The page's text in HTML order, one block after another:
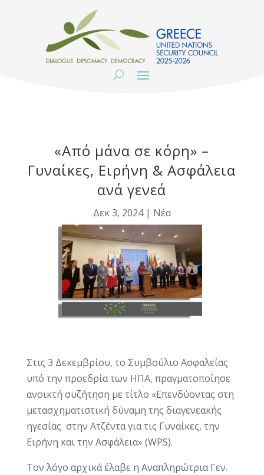
«Από μάνα σε κόρη» –
Γυναίκες, Ειρήνη & Ασφάλεια
ανά γενεά
Δεκ 3, 2024| Νέα
Στις 3 Δεκεμβρίου, το Συμβούλιο Ασφαλείας
υπό την προεδρία των ΗΠΑ, πραγματοποίησε
ανοικτή συζήτηση με τίτλο «Επενδύοντας στη
μετασχηματιστική δύναμη της διαγενεακής
ηγεσίας στην Ατζέντα για τις Γυναίκες, την
Ειρήνη και την Ασφάλεια» (WPS).
Τον λόγο αρχικά έλαβε η Αναπληρώτρια Γεν.